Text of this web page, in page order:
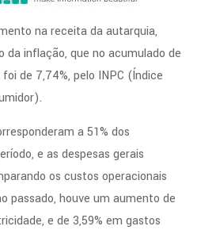
na receita da autarquia,
inflação, que no acumulado de
de 7,74%, pelo INPC (Índice
a 51% dos
e as despesas gerais
os custos operacionais
passado, houve um aumento de
e de 3,59% em gastos